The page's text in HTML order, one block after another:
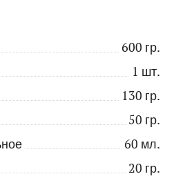
600 гр.
1 шт.
130 гр.
50 гр.
60 мл.
20 гр.